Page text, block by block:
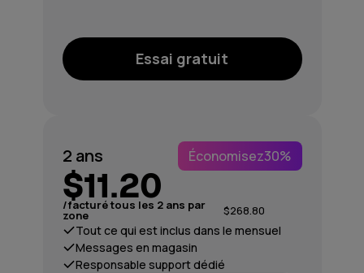
Essai gratuit
2 ans Économisez30%
$11.20
/facturé tous les 2 ans par
zone $268.80
Tout ce qui est inclus dans le mensuel
Messages en magasin
Responsable support dédié